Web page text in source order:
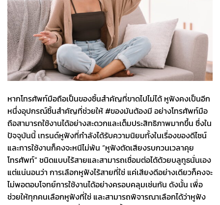
หากโทรศัพท์มือถือเป็นของชิ้นสำคัญที่ขาดไปไม่ได้ หูฟังคงเป็นอีก
หนึ่งอุปกรณ์ชิ้นสำคัญที่ช่วยให้ #ของมันต้องมี อย่างโทรศัพท์มือ
ถือสามารถใช้งานได้อย่างสะดวกและเต็มประสิทธิภาพมากขึ้น ซึ่งใน
ปัจจุบันนี้ เทรนด์หูฟังที่กำลังได้รับความนิยมทั้งในเรื่องของดีไซน์
และการใช้งานก็คงจะหนีไม่พ้น “หูฟังตัดเสียงรบกวนเวลาคุย
โทรศัพท์” ชนิดแบบไร้สายและสามารถเชื่อมต่อได้ด้วยบลูทูธนั่นเอง
แต่แน่นอนว่า การเลือกหูฟังไร้สายที่ใช่ แค่เสียงดีอย่างเดียวก็คงจะ
ไม่พอตอบโจทย์การใช้งานได้อย่างครอบคลุมเช่นกัน ดังนั้น เพื่อ
ช่วยให้ทุกคนเลือกหูฟังที่ใช่ และสามารถพิจารณาเลือกได้ว่าหูฟัง